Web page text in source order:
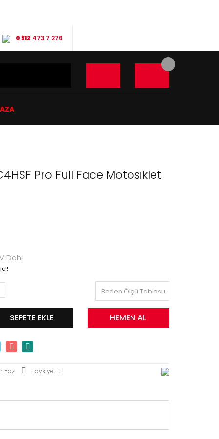
0 312 473 7 276
Pro Full Face Motosiklet
Dahil
Beden Ölçü Tablosu
SEPETE EKLE HEMEN AL
Yaz Tavsiye Et